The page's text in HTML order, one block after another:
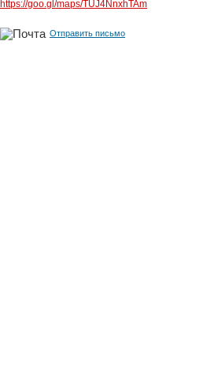
https://goo.gl/maps/TUJ4NnxhTAm
Отправить письмо